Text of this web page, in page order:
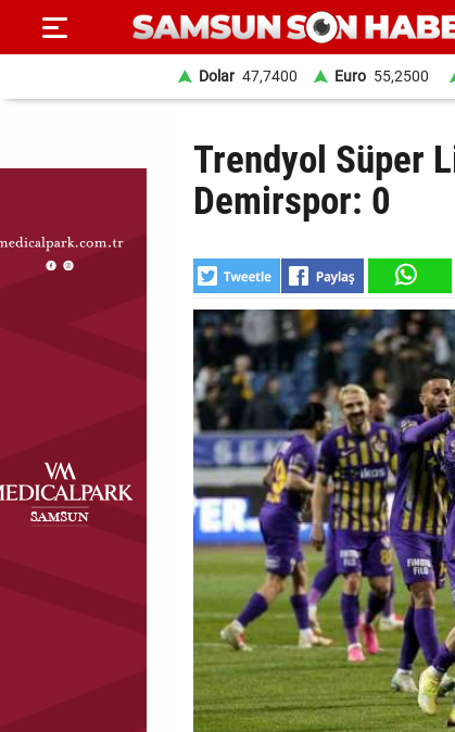
SAYFA
HABER
DÜNYA
MAGAZİN
Dolar 47,7400 Euro 55,2500
Trendyol Süper
Demirspor: 0